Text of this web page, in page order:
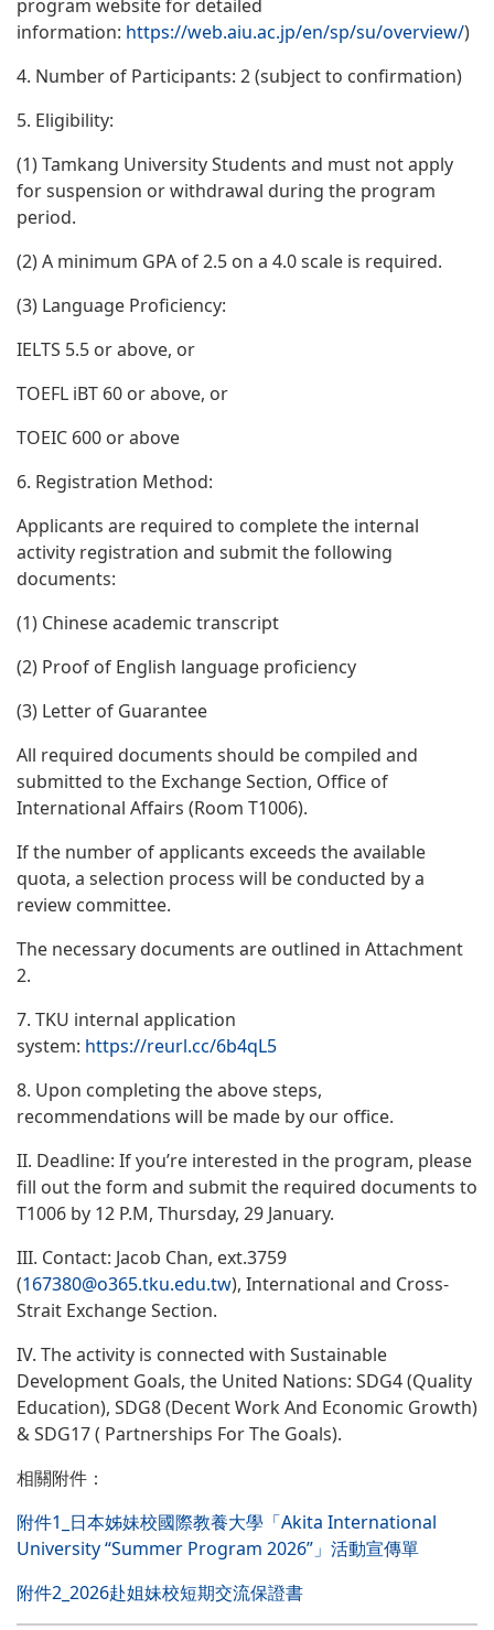
program website for detailed
information: https://web.aiu.ac.jp/en/sp/su/overview/)
4. Number of Participants: 2 (subject to confirmation)
5. Eligibility:
(1) Tamkang University Students and must not apply
for suspension or withdrawal during the program
period.
(2) A minimum GPA of 2.5 on a 4.0 scale is required.
(3) Language Proficiency:
IELTS 5.5 or above, or
TOEFL iBT 60 or above, or
TOEIC 600 or above
6. Registration Method:
Applicants are required to complete the internal
activity registration and submit the following
documents:
(1) Chinese academic transcript
(2) Proof of English language proficiency
(3) Letter of Guarantee
All required documents should be compiled and
submitted to the Exchange Section, Office of
International Affairs (Room T1006).
If the number of applicants exceeds the available
quota, a selection process will be conducted by a
review committee.
The necessary documents are outlined in Attachment
2.
7. TKU internal application
system: https://reurl.cc/6b4qL5
8. Upon completing the above steps,
recommendations will be made by our office.
II. Deadline: If you’re interested in the program, please
fill out the form and submit the required documents to
T1006 by 12 P.M, Thursday, 29 January.
III. Contact: Jacob Chan, ext.3759
(167380@o365.tku.edu.tw), International and Cross-
Strait Exchange Section.
IV. The activity is connected with Sustainable
Development Goals, the United Nations: SDG4 (Quality
Education), SDG8 (Decent Work And Economic Growth)
& SDG17 ( Partnerships For The Goals).
相關附件：
附件1_日本姊妹校國際教養大學「Akita International
University “Summer Program 2026”」活動宣傳單
附件2_2026赴姐妹校短期交流保證書